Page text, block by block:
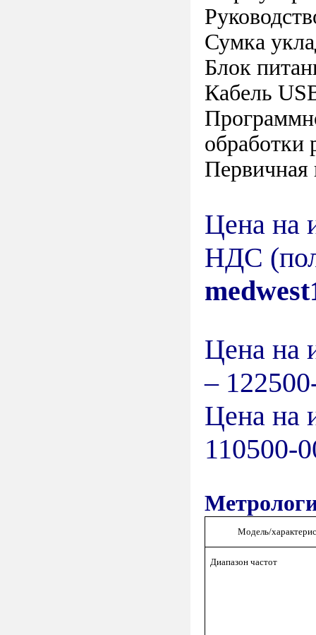
Сумка
Блок
Кабель
обработки
Первичная
Цена на
НДС
Цена на
–
Цена на
110500-
Модель/
Диапазон частот